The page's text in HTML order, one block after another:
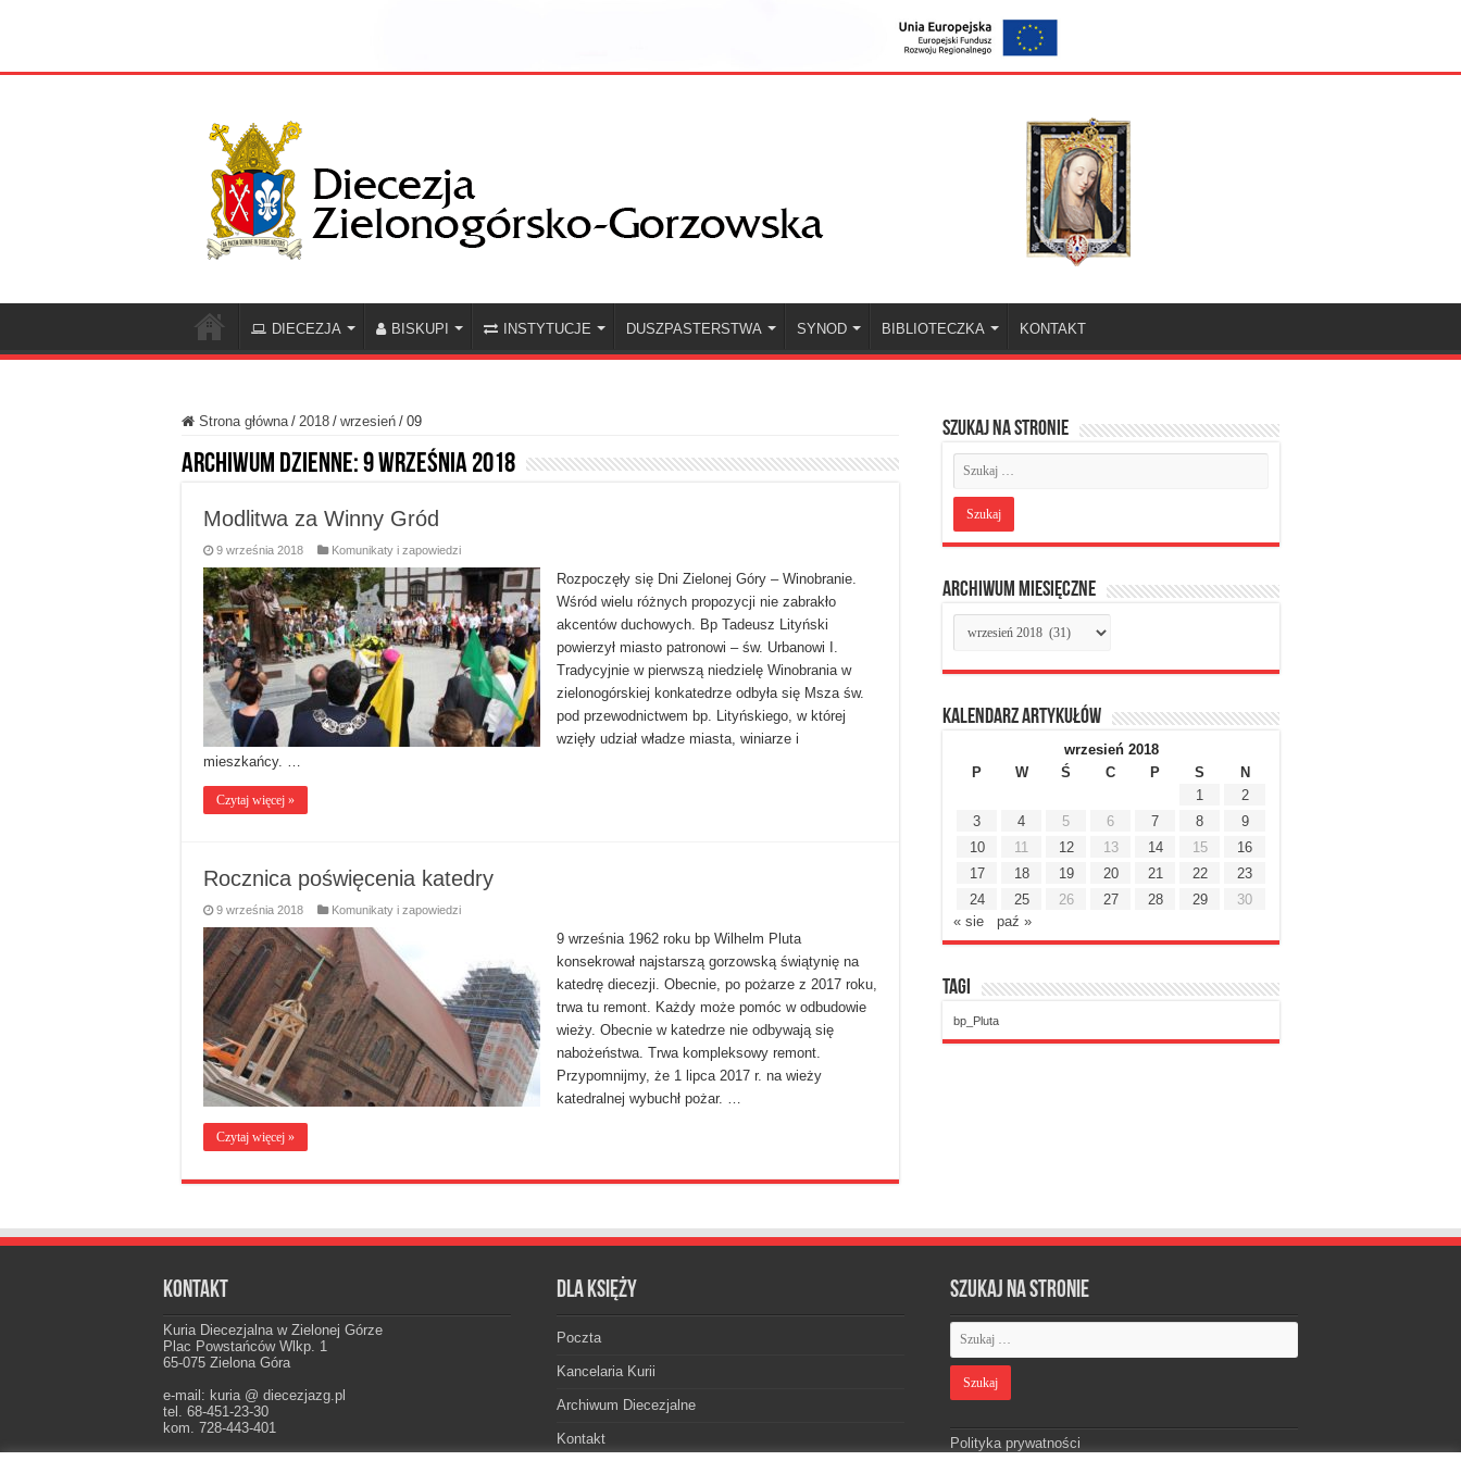
DIECEZJA BISKUPI INSTYTUCJE DUSZPASTERSTWA SYNOD BIBLIOTECZKA KONTAKT
Strona główna / 2018 / wrzesień / 09
Archiwum dzienne:9 września 2018
Modlitwa za Winny Gród
9 września 2018 Komunikaty i zapowiedzi
Rozpoczęły się Dni Zielonej Góry – Winobranie.
Wśród wielu różnych propozycji nie zabrakło
akcentów duchowych. Bp Tadeusz Lityński
powierzył miasto patronowi – św. Urbanowi I.
Tradycyjnie w pierwszą niedzielę Winobrania w
zielonogórskiej konkatedrze odbyła się Msza św.
pod przewodnictwem bp. Lityńskiego, w której
wzięły udział władze miasta, winiarze i
mieszkańcy. …
Czytaj więcej »
Rocznica poświęcenia katedry
9 września 2018 Komunikaty i zapowiedzi
9 września 1962 roku bp Wilhelm Pluta
konsekrował najstarszą gorzowską świątynię na
katedrę diecezji. Obecnie, po pożarze z 2017 roku,
trwa tu remont. Każdy może pomóc w odbudowie
wieży. Obecnie w katedrze nie odbywają się
nabożeństwa. Trwa kompleksowy remont.
Przypomnijmy, że 1 lipca 2017 r. na wieży
katedralnej wybuchł pożar. …
Czytaj więcej »
Szukaj na stronie
Archiwum miesięczne
Archiwum
miesięczne
Kalendarz artykułów
wrzesień 2018
P
W Ś C P S
N
1
2
3
4 5 6 7 8
9
10
11 12 13 14 15
16
17
18 19 20 21 22
23
24
25 26 27 28 29
30
« sie
paź »
Tagi
bp_Pluta
Kontakt
Kuria Diecezjalna w Zielonej Górze
Plac Powstańców Wlkp. 1
65-075 Zielona Góra
e-mail: kuria @ diecezjazg.pl
tel. 68-451-23-30
kom. 728-443-401
Dla księży
Poczta
Kancelaria Kurii
Archiwum Diecezjalne
Kontakt
Szukaj na stronie
Polityka prywatności